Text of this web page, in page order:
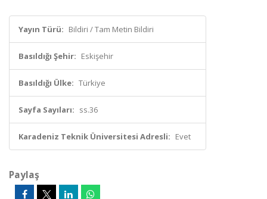
Yayın Türü: Bildiri / Tam Metin Bildiri
Basıldığı Şehir: Eskişehir
Basıldığı Ülke: Türkiye
Sayfa Sayıları: ss.36
Karadeniz Teknik Üniversitesi Adresli: Evet
Paylaş